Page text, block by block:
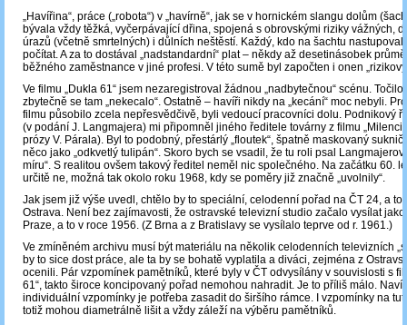
„Havířina“, práce („robota“) v „havírně“, jak se v hornickém slangu dolům
bývala vždy těžká, vyčerpávající dřina, spojená s obrovskými riziky vážných,
úrazů (včetně smrtelných) i důlních neštěstí. Každý, kdo na šachtu
počítat. A za to dostával „nadstandardní“ plat – někdy až desetinásobek
běžného zaměstnance v jiné profesi. V této sumě byl započten i onen
Ve filmu „Dukla 61“ jsem nezaregistroval žádnou „nadbytečnou“ scénu.
zbytečně se tam „nekecalo“. Ostatně – havíři nikdy na „kecání“ moc nebyli.
filmu působilo zcela nepřesvědčivě, byli vedoucí pracovníci dolu. Podnikový
(v podání J. Langmajera) mi připomněl jiného ředitele továrny z filmu „Milenci
prózy V. Párala). Byl to podobný, přestárlý „floutek“, špatně maskovaný
něco jako „odkvetlý tulipán“. Skoro bych se vsadil, že tu roli psal
míru“. S realitou ovšem takový ředitel neměl nic společného. Na začátku 60.
určitě ne, možná tak okolo roku 1968, kdy se poměry již značně „uvolnily“.
Jak jsem již výše uvedl, chtělo by to speciální, celodenní pořad na ČT 24, a to
Ostrava. Není bez zajímavosti, že ostravské televizní studio začalo vysílat
Praze, a to v roce 1956. (Z Brna a z Bratislavy se vysílalo teprve od r. 1961.)
Ve zmíněném archivu musí být materiálu na několik celodenních televizních
by to sice dost práce, ale ta by se bohatě vyplatila a diváci, zejména z
ocenili. Pár vzpomínek pamětníků, které byly v ČT odvysílány v souvislosti s
61“, takto široce koncipovaný pořad nemohou nahradit. Je to příliš málo.
individuální vzpomínky je potřeba zasadit do širšího rámce. I vzpomínky na
totiž mohou diametrálně lišit a vždy záleží na výběru pamětníků.